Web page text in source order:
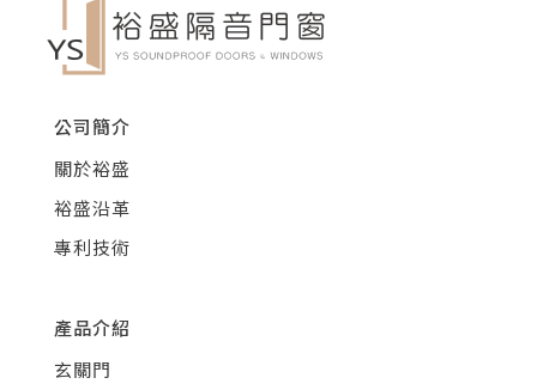
公司簡介
關於裕盛
裕盛沿革
專利技術
產品介紹
玄關門